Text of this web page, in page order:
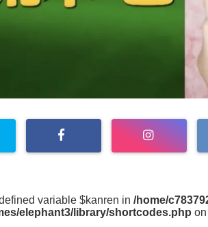
variable $kanren in /home/
elephant3/library/shortcodes.php